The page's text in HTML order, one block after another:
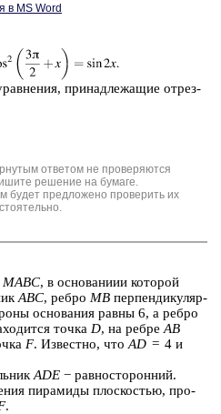
в MS Word
при­над­ле­жа­щие от­рез­
ответом не проверяются
решение на бумаге.
будет предложено проверить их
MABC, в ос­но­ва­ни­ии ко­то­рой
ABC, ребро MB пер­пен­ди­ку­ляр­
ос­но­ва­ния равны 6, а ребро
точка D, на ребре AB
F. Из­вест­но, что AD = 4 и
ADE − рав­но­сто­рон­ний.
пи­ра­ми­ды плос­ко­стью, про­
.